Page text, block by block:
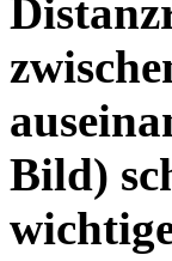
Bild)